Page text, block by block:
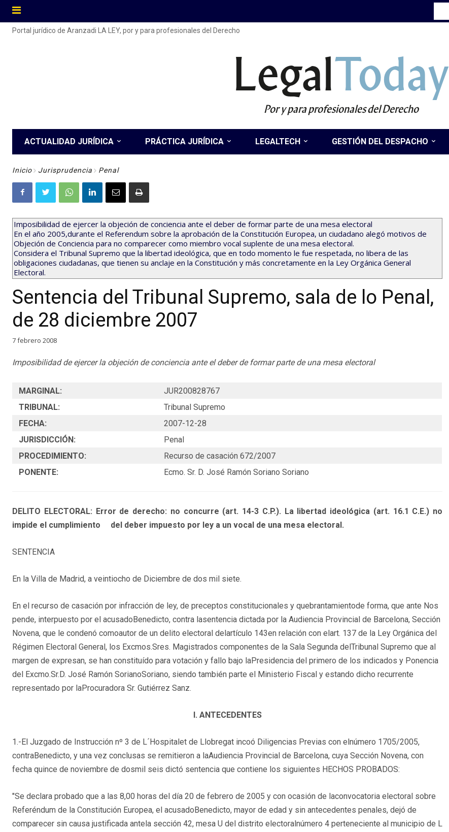
Portal jurídico de Aranzadi LA LEY, por y para profesionales del Derecho
LegalToday
Por y para profesionales del Derecho
ACTUALIDAD JURÍDICA PRÁCTICA JURÍDICA LEGALTECH GESTIÓN DEL DESPACHO
Inicio Jurisprudencia Penal
Imposibilidad de ejercer la objeción de conciencia ante el deber de formar parte de una mesa electoral
En el año 2005,durante el Referendum sobre la aprobación de la Constitución Europea, un ciudadano alegó motivos de
Objeción de Conciencia para no comparecer como miembro vocal suplente de una mesa electoral.
Considera el Tribunal Supremo que la libertad ideológica, que en todo momento le fue respetada, no libera de las
obligaciones ciudadanas, que tienen su anclaje en la Constitución y más concretamente en la Ley Orgánica General
Electoral.
Sentencia del Tribunal Supremo, sala de lo Penal,
de 28 diciembre 2007
7 febrero 2008
Imposibilidad de ejercer la objeción de conciencia ante el deber de formar parte de una mesa electoral
MARGINAL:
JUR200828767
TRIBUNAL:
Tribunal Supremo
FECHA:
2007-12-28
JURISDICCIÓN:
Penal
PROCEDIMIENTO:
Recurso de casación 672/2007
PONENTE:
Ecmo. Sr. D. José Ramón Soriano Soriano
DELITO ELECTORAL: Error de derecho: no concurre (art. 14-3 C.P.). La libertad ideológica (art. 16.1 C.E.) no
impide el cumplimiento del deber impuesto por ley a un vocal de una mesa electoral.
SENTENCIA
En la Villa de Madrid, a veintiocho de Diciembre de dos mil siete.
En el recurso de casación por infracción de ley, de preceptos constitucionales y quebrantamientode forma, que ante Nos
pende, interpuesto por el acusadoBenedicto, contra lasentencia dictada por la Audiencia Provincial de Barcelona, Sección
Novena, que le condenó comoautor de un delito electoral delartículo 143en relación con elart. 137 de la Ley Orgánica del
Régimen Electoral General, los Excmos.Sres. Magistrados componentes de la Sala Segunda delTribunal Supremo que al
margen de expresan, se han constituído para votación y fallo bajo laPresidencia del primero de los indicados y Ponencia
del Excmo.Sr.D. José Ramón SorianoSoriano, siendo también parte el Ministerio Fiscal y estando dicho recurrente
representado por laProcuradora Sr. Gutiérrez Sanz.
I. ANTECEDENTES
1.-El Juzgado de Instrucción nº 3 de L´Hospitalet de Llobregat incoó Diligencias Previas con elnúmero 1705/2005,
contraBenedicto, y una vez conclusas se remitieron a laAudiencia Provincial de Barcelona, cuya Sección Novena, con
fecha quince de noviembre de dosmil seis dictó sentencia que contiene los siguientes HECHOS PROBADOS:
"Se declara probado que a las 8,00 horas del día 20 de febrero de 2005 y con ocasión de laconvocatoria electoral sobre
Referéndum de la Constitución Europea, el acusadoBenedicto, mayor de edad y sin antecedentes penales, dejó de
comparecer sin causa justificada antela sección 42, mesa U del distrito electoralnúmero 4 perteneciente al municipio de L